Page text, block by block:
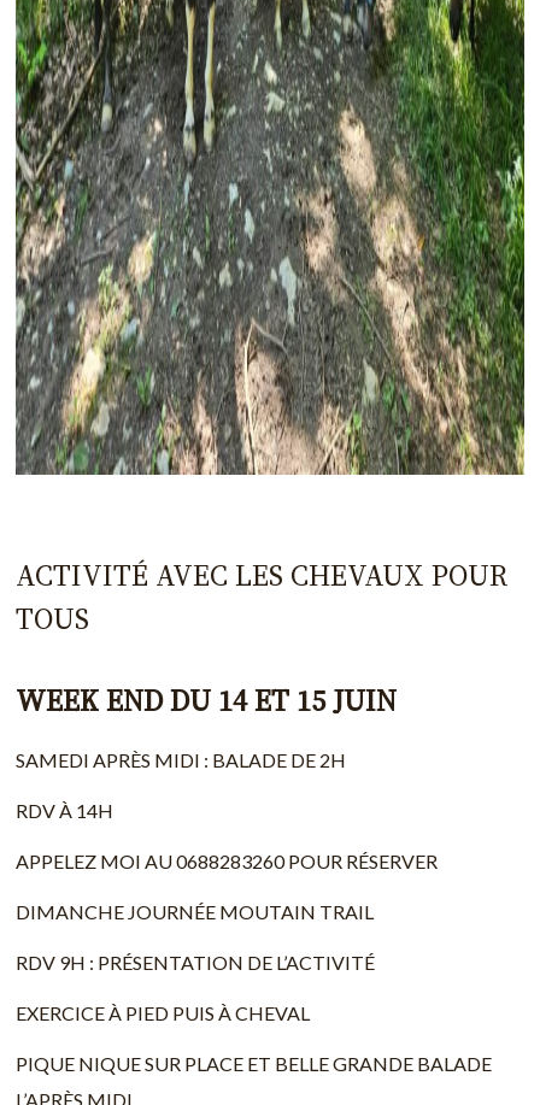
ACTIVITÉ AVEC LES CHEVAUX POUR
TOUS
WEEK END DU 14 ET 15 JUIN
SAMEDI APRÈS MIDI : BALADE DE 2H
RDV À 14H
APPELEZ MOI AU 0688283260 POUR RÉSERVER
DIMANCHE JOURNÉE MOUTAIN TRAIL
RDV 9H : PRÉSENTATION DE L’ACTIVITÉ
EXERCICE À PIED PUIS À CHEVAL
PIQUE NIQUE SUR PLACE ET BELLE GRANDE BALADE
L’APRÈS MIDI